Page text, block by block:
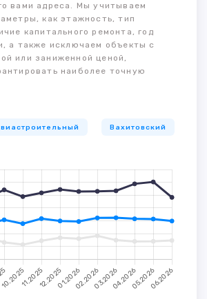
вами адреса. Мы учитываем
как этажность, тип
капитального ремонта, год
а также исключаем объекты с
или заниженной ценой,
наиболее точную
Вахитовский